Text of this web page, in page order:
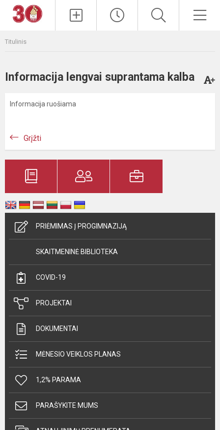
Titulinis
Informacija lengvai suprantama kalba
Informacija ruošiama
Grįžti
PRIĖMIMAS Į PROGIMNAZIJĄ
SKAITMENINĖ BIBLIOTEKA
COVID-19
PROJEKTAI
DOKUMENTAI
MĖNESIO VEIKLOS PLANAS
1,2% PARAMA
PARAŠYKITE MUMS